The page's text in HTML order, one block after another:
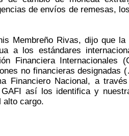
de envíos de remesas,
Membreño Rivas, dijo que
a los estándares
Financiera Internacionales
no financieras designadas
Financiero Nacional, a
así los identifica y
alto cargo.